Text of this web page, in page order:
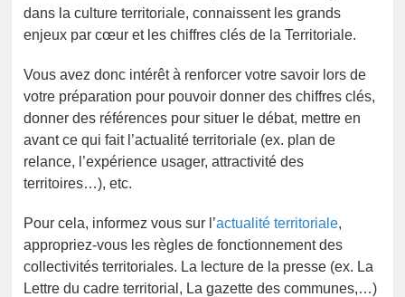
dans la culture territoriale, connaissent les grands
enjeux par cœur et les chiffres clés de la Territoriale.
Vous avez donc intérêt à renforcer votre savoir lors de
votre préparation pour pouvoir donner des chiffres clés,
donner des références pour situer le débat, mettre en
avant ce qui fait l’actualité territoriale (ex. plan de
relance, l’expérience usager, attractivité des
territoires…), etc.
Pour cela, informez vous sur l’actualité territoriale,
appropriez-vous les règles de fonctionnement des
collectivités territoriales. La lecture de la presse (ex. La
Lettre du cadre territorial, La gazette des communes,…)